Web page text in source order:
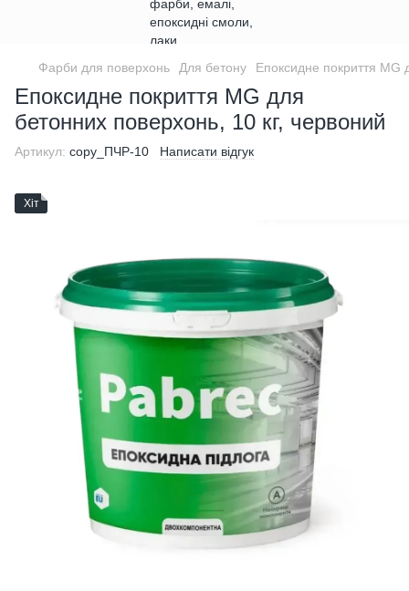
Фарби для поверхонь Для бетону Епоксидне покриття MG
Епоксидне покриття MG для
бетонних поверхонь, 10 кг, червоний
Артикул: copy_ПЧР-10 Написати відгук
Хіт